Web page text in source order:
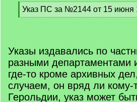
[
q
Указ ПС за №2144 от 15 июня
[
Указы издавались по
разными департаментами
где-то кроме архивных
случаем, он вряд ли кому-
Герольдии, указ может